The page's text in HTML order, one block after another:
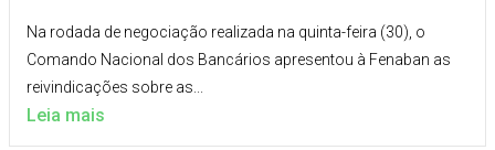
Na rodada de negociação realizada na quinta-feira (30), o
Comando Nacional dos Bancários apresentou à Fenaban as
reivindicações sobre as...
Leia mais